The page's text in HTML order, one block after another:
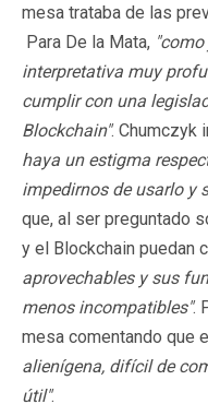
mesa trataba de las
Para De la Mata,
interpretativa muy
cumplir con una
Blockchain". Chumczyk
haya un estigma
impedirnos de usarlo y
que, al ser preguntado
y el Blockchain puedan
aprovechables y sus
menos incompatibles".
mesa comentando que
alienígena, difícil de
útil".